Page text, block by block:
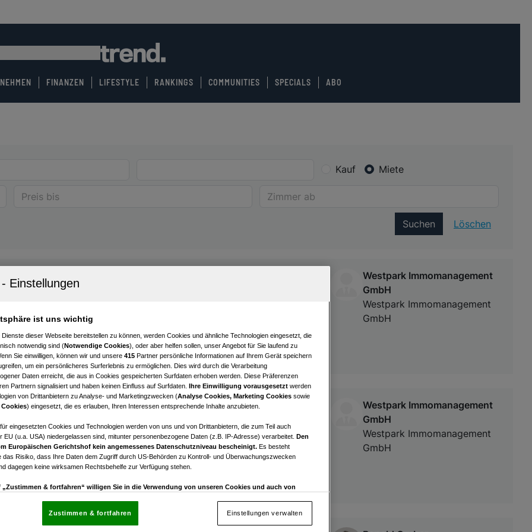
FINANZEN LIFESTYLE RANKINGS COMMUNITIES SPECIALS ABO
Kauf Miete
Suchen Löschen
Büro/Praxis 162 m² in der Innenstadt von Wels
Nettomiete
Westpark Immomanagement
GmbH
Westpark Immomanagement
GmbH
von Wels
€ 2.133,47
Nettomiete
Westpark Immomanagement
GmbH
Westpark Immomanagement
GmbH
ist uns wichtig
Dienste dieser Webseite bereitstellen zu können, werden Cookies und ähnliche Technologien eingesetzt, die
notwendig sind (Notwendige Cookies), oder aber helfen sollen, unser Angebot für Sie laufend zu
Sie einwilligen, können wir und unsere 415 Partner persönliche Informationen auf Ihrem Gerät speichern
um ein persönlicheres Surferlebnis zu ermöglichen. Dies wird durch die Verarbeitung
Daten erreicht, die aus in Cookies gespeicherten Surfdaten erhoben werden. Diese Präferenzen
Partnern signalisiert und haben keinen Einfluss auf Surfdaten. Ihre Einwilligung vorausgesetzt werden
von Drittanbietern zu Analyse- und Marketingzwecken (Analyse Cookies, Marketing Cookies sowie
) eingesetzt, die es erlauben, Ihren Interessen entsprechende Inhalte anzubieten.
eingesetzten Cookies und Technologien werden von uns und von Drittanbietern, die zum Teil auch
EU (u.a. USA) niedergelassen sind, mitunter personenbezogene Daten (z.B. IP-Adresse) verarbeitet. Den
Europäischen Gerichtshof kein angemessenes Datenschutzniveau bescheinigt. Es besteht
das Risiko, dass Ihre Daten dem Zugriff durch US-Behörden zu Kontroll- und Überwachungszwecken
dagegen keine wirksamen Rechtsbehelfe zur Verfügung stehen.
„Zustimmen & fortfahren“ willigen Sie in die Verwendung von unseren Cookies und auch von
die sich auf jeder Seite unten im Footer befinden.
Einstellungen verwalten
Zustimmen & fortfahren